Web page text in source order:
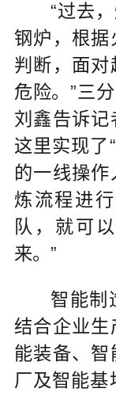
“过去
钢炉，根据
判断，面对
危险。”三
刘鑫告诉记
这里实现了
的一线操
炼流程进
队，就可
来。”
智能制
结合企业生
能装备、智
厂及智能基